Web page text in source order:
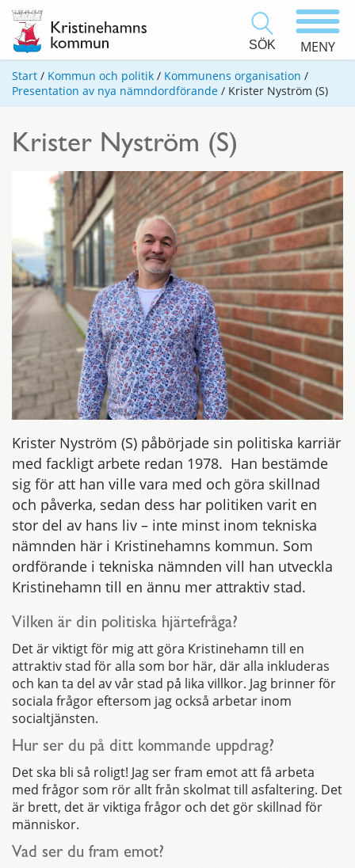
SÖK MENY
Start / Kommun och politik / Kommunens organisation /
Presentation av nya nämndordförande / Krister Nyström (S)
Krister Nyström (S)
Krister Nyström (S) påbörjade sin politiska karriär
med fackligt arbete redan 1978. Han bestämde
sig för att han ville vara med och göra skillnad
och påverka, sedan dess har politiken varit en
stor del av hans liv – inte minst inom tekniska
nämnden här i Kristinehamns kommun. Som
ordförande i tekniska nämnden vill han utveckla
Kristinehamn till en ännu mer attraktiv stad.
Vilken är din politiska hjärtefråga?
Det är viktigt för mig att göra Kristinehamn till en
attraktiv stad för alla som bor här, där alla inkluderas
och kan ta del av vår stad på lika villkor. Jag brinner för
sociala frågor eftersom jag också arbetar inom
socialtjänsten.
Hur ser du på ditt kommande uppdrag?
Det ska bli så roligt! Jag ser fram emot att få arbeta
med frågor som rör allt från skolmat till asfaltering. Det
är brett, det är viktiga frågor och det gör skillnad för
människor.
Vad ser du fram emot?